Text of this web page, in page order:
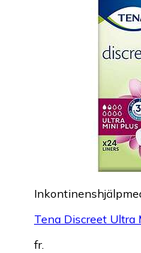
Tena Discreet Ultra
fr.